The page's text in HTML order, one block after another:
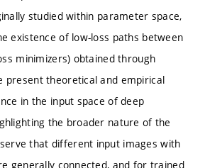
studied within parameter space,
existence of low-loss paths between
minimizers) obtained through
present theoretical and empirical
in the input space of deep
the broader nature of the
that different input images with
generally connected, and for trained